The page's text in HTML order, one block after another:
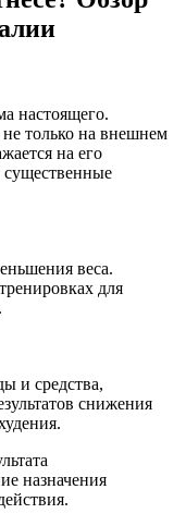
настоящего.
только на внешнем
на его
существенные
веса.
для
и средства,
снижения
назначения